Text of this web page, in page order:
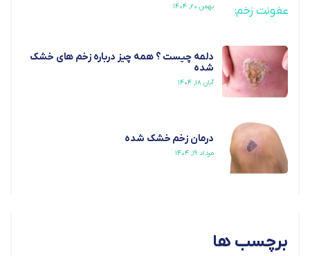
بهمن ۲۰, ۱۴۰۴
دلمه چیست ؟ همه چیز درباره زخم های خشک
شده
آبان ۱۸, ۱۴۰۴
درمان زخم خشک شده
مرداد ۱۹, ۱۴۰۴
برچسب ها